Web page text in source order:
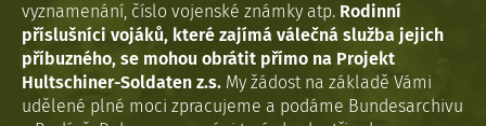
vyznamenání, číslo vojenské známky atp. Rodinní
příslušníci vojáků, které zajímá válečná služba jejich
příbuzného, se mohou obrátit přímo na Projekt
Hultschiner-Soldaten z.s. My žádost na základě Vámi
udělené plné moci zpracujeme a podáme Bundesarchivu